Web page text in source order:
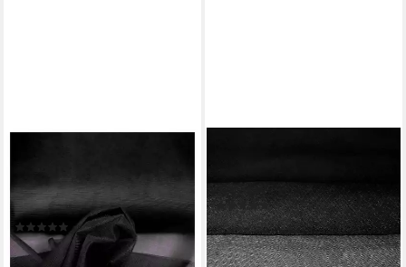
Meterware Deko 150cm breit
2-Way Stretch
(6)
1,56 € UVP 1,99 €
(1,56 €/ 1 m)
160 cm
(1)
1,89 €
(1,89 €/ 1 qm)
lieferbar - in 3-4 Werktagen bei dir